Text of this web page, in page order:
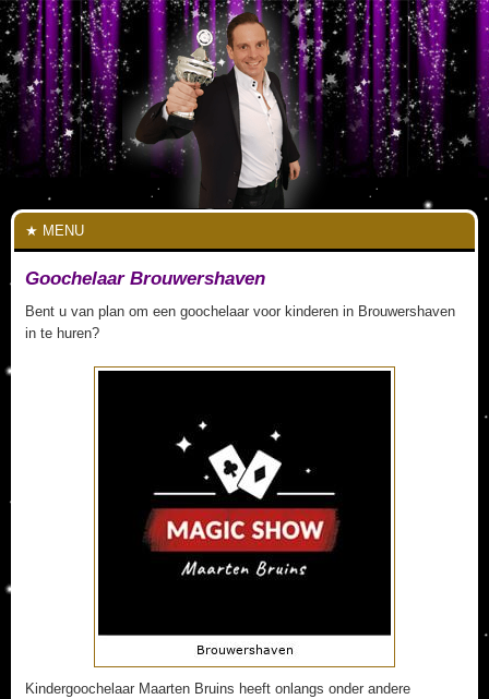
MENU
Goochelaar Brouwershaven
Bent u van plan om een goochelaar voor kinderen in Brouwershaven
in te huren?
Kindergoochelaar Maarten Bruins heeft onlangs onder andere